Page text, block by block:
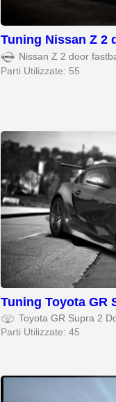
Tuning Nissan Z 2
Nissan Z 2 door
Parti Utilizzate: 55
Tuning Toyota GR
Toyota GR Supra 2
Parti Utilizzate: 45